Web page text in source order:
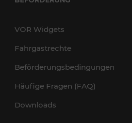
VOR Widgets
Fahrgastrechte
Beförderungsbedingungen
Häufige Fragen (FAQ)
Downloads